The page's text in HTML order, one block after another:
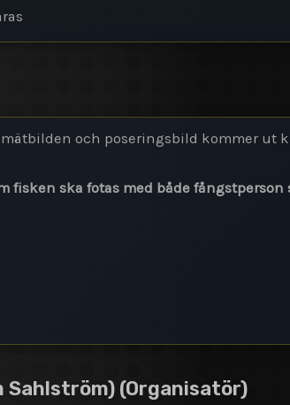
och poseringsbild kommer ut
fisken ska fotas med både fångstperson
Sahlström) (Organisatör)